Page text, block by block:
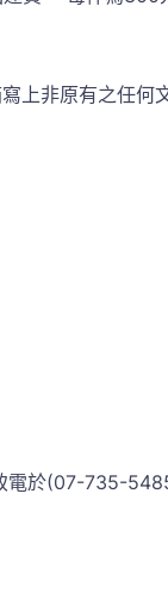
上非原有之任何
電於(07-735-